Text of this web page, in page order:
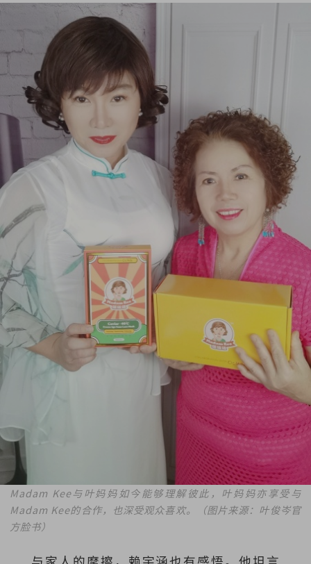
Madam Kee与叶妈妈如今能够理解彼此，叶妈妈亦享受与
Madam Kee的合作，也深受观众喜欢。（图片来源：叶俊岑官
方脸书）